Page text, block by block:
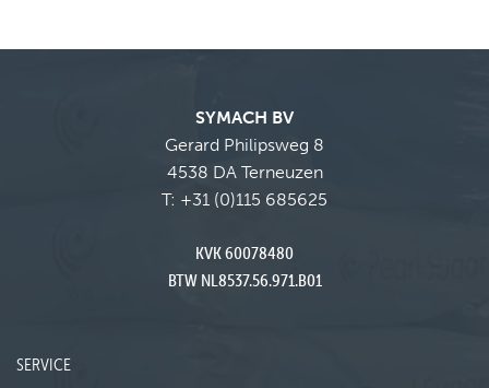
SYMACH BV
Gerard Philipsweg 8
4538 DA Terneuzen
T: +31 (0)115 685625
KVK 60078480
BTW NL8537.56.971.B01
SERVICE